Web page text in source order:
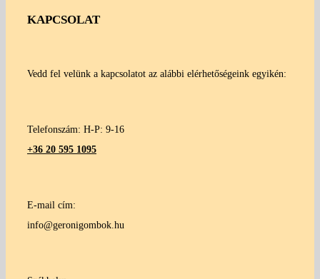
KAPCSOLAT
Vedd fel velünk a kapcsolatot az alábbi elérhetőségeink egyikén:
Telefonszám: H-P: 9-16
+36 20 595 1095
E-mail cím:
info@geronigombok.hu